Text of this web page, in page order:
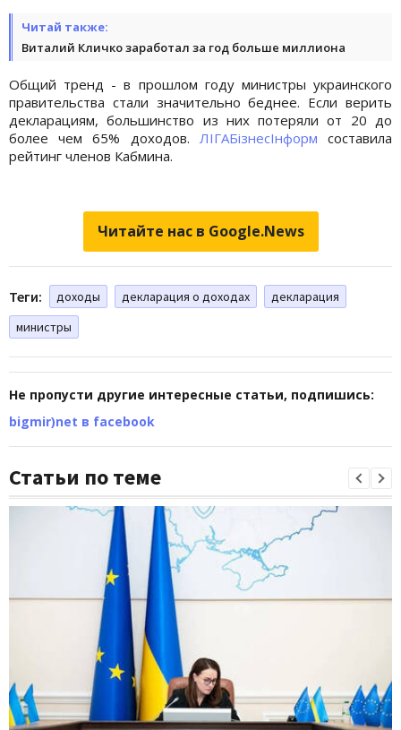
Читай также:
Виталий Кличко заработал за год больше миллиона
Общий тренд - в прошлом году министры украинского
правительства стали значительно беднее. Если верить
декларациям, большинство из них потеряли от 20 до
более чем 65% доходов. ЛІГАБізнесІнформ составила
рейтинг членов Кабмина.
Читайте нас в Google.News
Теги: доходы декларация о доходах
декларация
министры
Не пропусти другие интересные статьи, подпишись:
bigmir)net в facebook
Статьи по теме